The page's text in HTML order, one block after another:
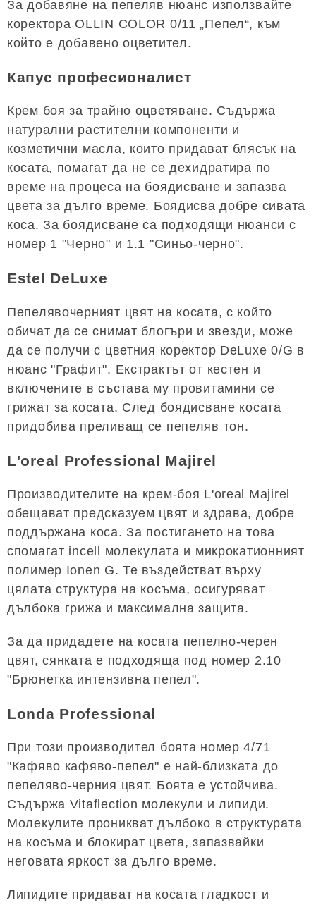
За добавяне на пепеляв нюанс използвайте
коректора OLLIN COLOR 0/11 „Пепел“, към
който е добавено оцветител.
Капус професионалист
Крем боя за трайно оцветяване. Съдържа
натурални растителни компоненти и
козметични масла, които придават блясък на
косата, помагат да не се дехидратира по
време на процеса на боядисване и запазва
цвета за дълго време. Боядисва добре сивата
коса. За боядисване са подходящи нюанси с
номер 1 "Черно" и 1.1 "Синьо-черно".
Estel DeLuxe
Пепелявочерният цвят на косата, с който
обичат да се снимат блогъри и звезди, може
да се получи с цветния коректор DeLuxe 0/G в
нюанс "Графит". Екстрактът от кестен и
включените в състава му провитамини се
грижат за косата. След боядисване косата
придобива преливащ се пепеляв тон.
L'oreal Professional Majirel
Производителите на крем-боя L'oreal Majirel
обещават предсказуем цвят и здрава, добре
поддържана коса. За постигането на това
спомагат incell молекулата и микрокатионният
полимер Ionen G. Те въздействат върху
цялата структура на косъма, осигуряват
дълбока грижа и максимална защита.
За да придадете на косата пепелно-черен
цвят, сянката е подходяща под номер 2.10
"Брюнетка интензивна пепел".
Londa Professional
При този производител боята номер 4/71
"Кафяво кафяво-пепел" е най-близката до
пепеляво-черния цвят. Боята е устойчива.
Съдържа Vitaflection молекули и липиди.
Молекулите проникват дълбоко в структурата
на косъма и блокират цвета, запазвайки
неговата яркост за дълго време.
Липидите придават на косата гладкост и